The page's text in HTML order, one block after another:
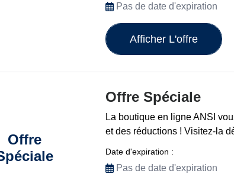
Pas de date d'expiration
Afficher L'offre
Offre
Offre Spéciale
La boutique en ligne ANSI
et des réductions ! Visitez-la
Date d'expiration :
Pas de date d'expiration